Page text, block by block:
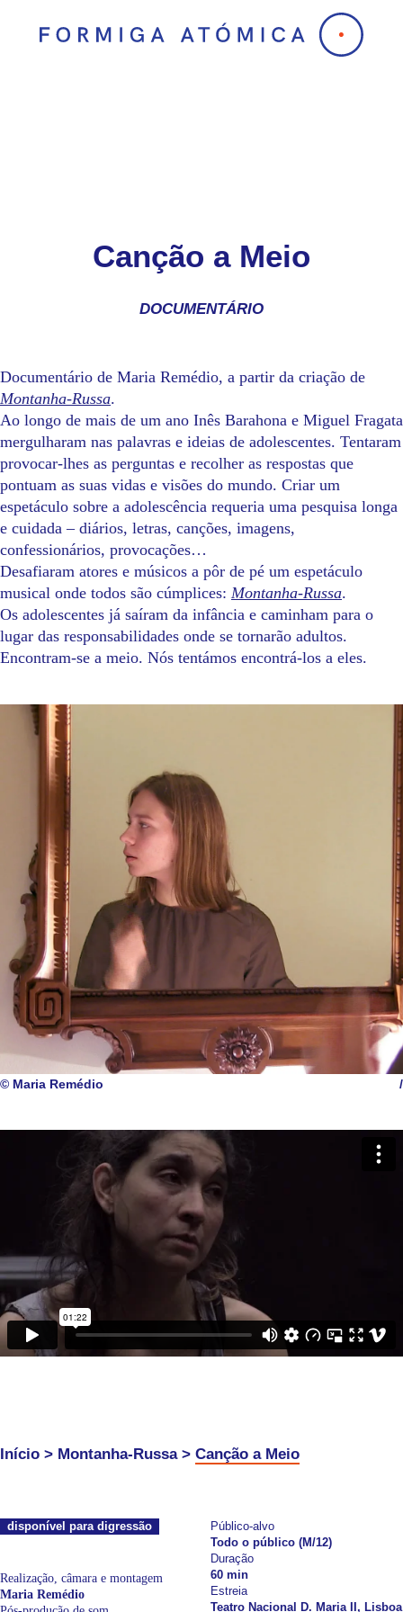
content
Canção a Meio
DOCUMENTÁRIO
Documentário de Maria Remédio, a partir da criação de
Montanha-Russa.
Ao longo de mais de um ano Inês Barahona e Miguel Fragata
mergulharam nas palavras e ideias de adolescentes. Tentaram
provocar-lhes as perguntas e recolher as respostas que
pontuam as suas vidas e visões do mundo. Criar um
espetáculo sobre a adolescência requeria uma pesquisa longa
e cuidada – diários, letras, canções, imagens,
confessionários, provocações…
Desafiaram atores e músicos a pôr de pé um espetáculo
musical onde todos são cúmplices: Montanha-Russa.
Os adolescentes já saíram da infância e caminham para o
lugar das responsabilidades onde se tornarão adultos.
Encontram-se a meio. Nós tentámos encontrá-los a eles.
© Maria Remédio /
Início > Montanha-Russa> Canção a Meio
disponível para digressão
Realização, câmara e montagem
Maria Remédio
Público-alvo
Todo o público (M/12)
Duração
60 min
Estreia
Teatro Nacional D. Maria II, Lisboa